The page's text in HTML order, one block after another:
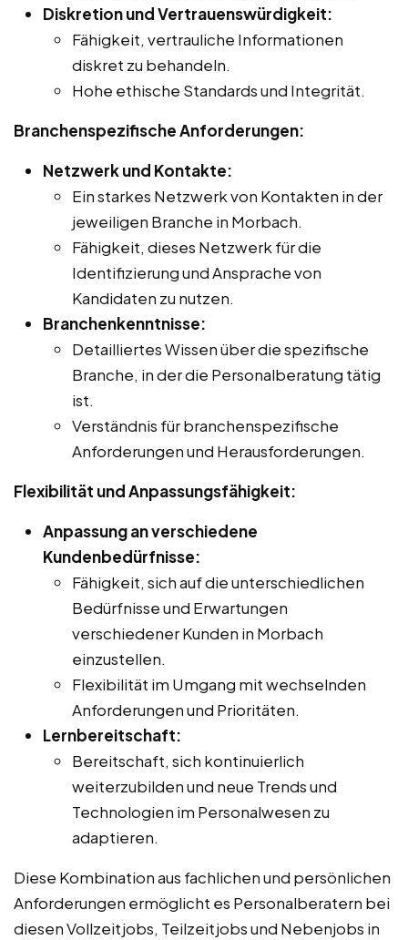
Diskretion und Vertrauenswürdigkeit:
Fähigkeit, vertrauliche Informationen
diskret zu behandeln.
Hohe ethische Standards und Integrität.
Branchenspezifische Anforderungen:
Netzwerk und Kontakte:
Ein starkes Netzwerk von Kontakten in der
jeweiligen Branche in Morbach.
Fähigkeit, dieses Netzwerk für die
Identifizierung und Ansprache von
Kandidaten zu nutzen.
Branchenkenntnisse:
Detailliertes Wissen über die spezifische
Branche, in der die Personalberatung tätig
ist.
Verständnis für branchenspezifische
Anforderungen und Herausforderungen.
Flexibilität und Anpassungsfähigkeit:
Anpassung an verschiedene
Kundenbedürfnisse:
Fähigkeit, sich auf die unterschiedlichen
Bedürfnisse und Erwartungen
verschiedener Kunden in Morbach
einzustellen.
Flexibilität im Umgang mit wechselnden
Anforderungen und Prioritäten.
Lernbereitschaft:
Bereitschaft, sich kontinuierlich
weiterzubilden und neue Trends und
Technologien im Personalwesen zu
adaptieren.
Diese Kombination aus fachlichen und persönlichen
Anforderungen ermöglicht es Personalberatern bei
diesen Vollzeitjobs, Teilzeitjobs und Nebenjobs in